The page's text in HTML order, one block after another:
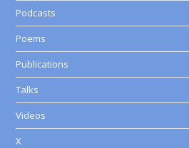
Podcasts
Poems
Publications
Talks
Videos
X